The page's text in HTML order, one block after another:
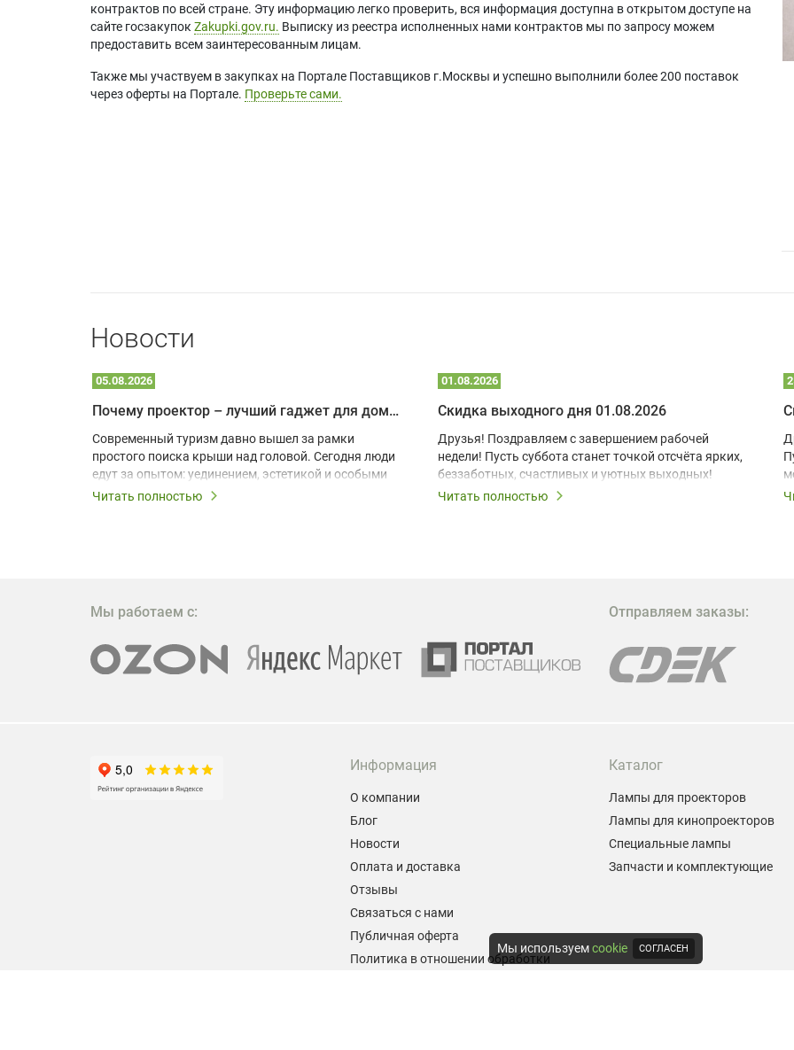
контрактов по всей стране. Эту информацию легко проверить, вся информация доступна в открытом доступе на
сайте госзакупок Zakupki.gov.ru. Выписку из реестра исполненных нами контрактов мы по запросу можем
предоставить всем заинтересованным лицам.
Также мы участвуем в закупках на Портале Поставщиков г.Москвы и успешно выполнили более 200 поставок
через оферты на Портале. Проверьте сами.
Новости
05.08.2026
Почему проектор – лучший гаджет для домика в глэмпинге
Современный туризм давно вышел за рамки
простого поиска крыши над головой. Сегодня люди
едут за опытом: уединением, эстетикой и особыми
ощущениями. Владельцы A-frame домов,
эффективных и бюджетных способов стать
проектора.
Читать полностью
01.08.2026
Скидка выходного дня 01.08.2026
Друзья! Поздравляем с завершением рабочей
недели! Пусть суббота станет точкой отсчёта ярких,
беззаботных, счастливых и уютных выходных!
Читать полностью
Мы работаем с: Отправляем заказы:
Информация
О компании
Блог
Новости
Оплата и доставка
Отзывы
Связаться с нами
Публичная оферта
Политика в отношении обработки
Каталог
Лампы для проекторов
Лампы для кинопроекторов
Специальные лампы
Запчасти и комплектующие
Мы используемcookie СОГЛАСЕН